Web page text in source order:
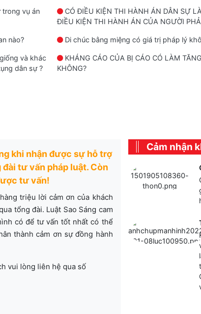
trong vụ án
CÓ ĐIỀU KIỆN THI HÀNH ÁN DÂN SỰ
ĐIỀU KIỆN THI HÀNH ÁN CỦA NGƯỜI
nào? Di chúc bằng miệng có giá trị pháp lý
và khác
dân sự ?
KHÁNG CÁO CỦA BỊ CÁO CÓ LÀM
KHÔNG?
khi nhận được sự hỗ trợ
tư vấn pháp luật. Còn
tư vấn!
triệu lời cảm ơn của khách
tổng đài. Luật Sao Sáng cam
có để tư vấn tốt nhất có thể
thành cảm ơn sự đồng hành
vui lòng liên hệ qua số
Cảm nhận